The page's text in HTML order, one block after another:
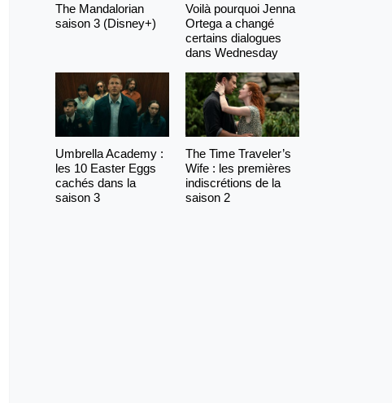
The Mandalorian
saison 3 (Disney+)
Voilà pourquoi Jenna
Ortega a changé
certains dialogues
dans Wednesday
Umbrella Academy :
les 10 Easter Eggs
cachés dans la
saison 3
The Time Traveler’s
Wife : les premières
indiscrétions de la
saison 2